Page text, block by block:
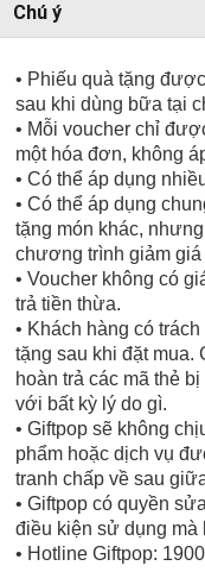
Chú ý
• Phiếu quà tặng
sau khi dùng bữa tại
• Mỗi voucher chỉ
một hóa đơn, không
• Có thể áp dụng
• Có thể áp dụng
tặng món khác,
chương trình giảm giá
• Voucher không có
trả tiền thừa.
• Khách hàng có
tặng sau khi đặt mua.
hoàn trả các mã thẻ
với bất kỳ lý do gì.
• Giftpop sẽ không
phẩm hoặc dịch vụ
tranh chấp về sau
• Giftpop có quyền
điều kiện sử dụng mà
• Hotline Giftpop: